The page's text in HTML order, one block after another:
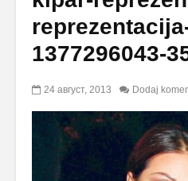
1377296043-
24 август, 2013 Dodaj